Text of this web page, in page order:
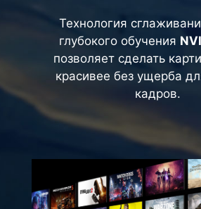
Технология
глубокого обучения
позволяет сделать
красивее без ущерба
кадров.